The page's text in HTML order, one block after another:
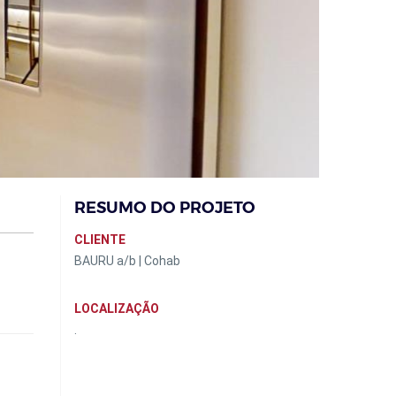
RESUMO DO PROJETO
CLIENTE
BAURU a/b | Cohab
LOCALIZAÇÃO